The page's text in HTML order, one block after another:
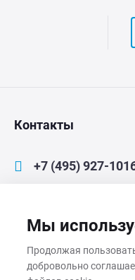
Контакты
+7 (495) 927-
111033, Москва,
Пн-Чт 8:00 - 17:00
Пт 8:00 - 16:00
Мы
Продолжая
добровольно